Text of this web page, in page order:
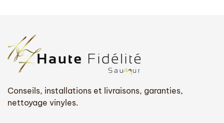
Conseils, installations et livraisons, garanties,
nettoyage vinyles.